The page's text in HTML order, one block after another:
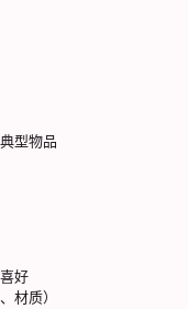
型物品
好
材质）